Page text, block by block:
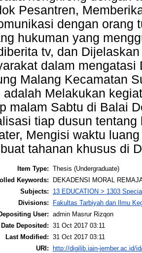
Pesantren,
dengan orang
hukuman yang
tv, dan
dalam
Malang Kecamatan
adalah Melakukan
malam Sabtu di Balai
tiap dusun
Mengisi waktu
tahanan khusus di
Item Type: Thesis (Undergraduate)
Keywords:
DEKADENSI MORAL
Subjects:
13 EDUCATION > 1303
Divisions:
Fakultas Tarbiyah dan Ilmu
User: admin Masrur Rizqon
Date Deposited: 31 Oct 2017 03:11
Last Modified: 31 Oct 2017 03:11
URI:
http://digilib.iain-jember.ac.id/